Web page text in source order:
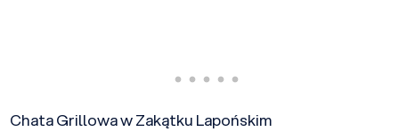
Chata Grillowa w Zakątku Lapońskim